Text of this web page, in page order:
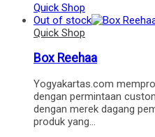
Quick Shop
Out of stock
Quick Shop
Box Reehaa
Yogyakartas.com
dengan permintaan
dengan merek dagang
produk yang…